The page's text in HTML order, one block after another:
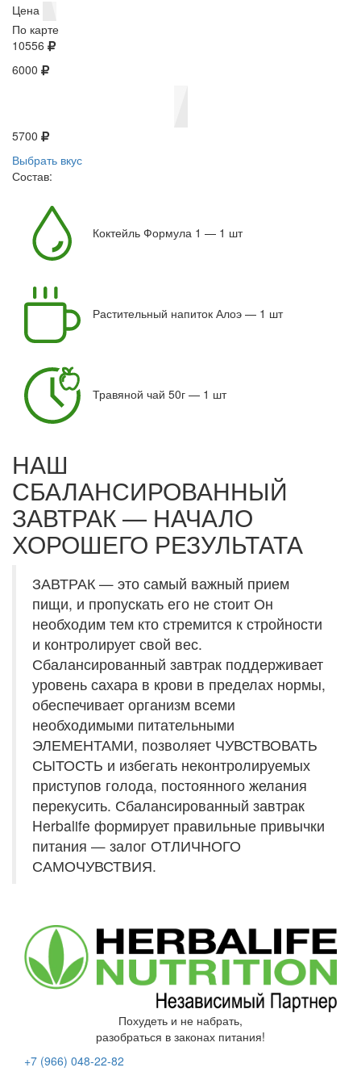
Цена
По карте
10556
6000
5700
Выбрать вкус
Состав:
Коктейль Формула 1 — 1 шт
Растительный напиток Алоэ — 1 шт
Травяной чай 50г — 1 шт
НАШ
СБАЛАНСИРОВАННЫЙ
ЗАВТРАК — НАЧАЛО
ХОРОШЕГО РЕЗУЛЬТАТА
ЗАВТРАК — это самый важный прием
пищи, и пропускать его не стоит Он
необходим тем кто стремится к стройности
и контролирует свой вес.
Сбалансированный завтрак поддерживает
уровень сахара в крови в пределах нормы,
обеспечивает организм всеми
необходимыми питательными
ЭЛЕМЕНТАМИ, позволяет ЧУВСТВОВАТЬ
СЫТОСТЬ и избегать неконтролируемых
приступов голода, постоянного желания
перекусить. Сбалансированный завтрак
Herbalife формирует правильные привычки
питания — залог ОТЛИЧНОГО
САМОЧУВСТВИЯ.
Похудеть и не набрать,
разобраться в законах питания!
+7 (966) 048-22-82